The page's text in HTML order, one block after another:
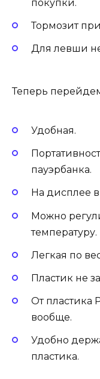
покупки.
Тормозит
Для левши
Теперь
Удобная.
пауэрбанка.
На дисплее
Можно
температуру.
Легкая по
Пластик не
От пластика
вообще.
Удобно
пластика.